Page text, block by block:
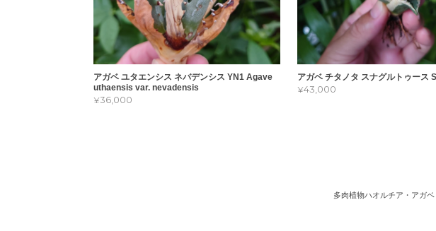
アガベ ユタエンシス ネバデンシス YN1 Agave
uthaensis var. nevadensis
¥36,000
アガベ チタノタ スナグルトゥース
¥43,000
多肉植物ハオルチア・アガ